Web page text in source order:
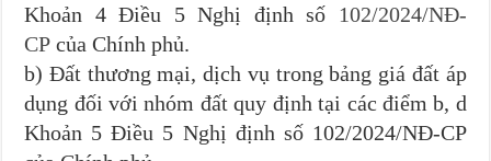
Khoản 4 Điều 5 Nghị định số
102/2024/NĐ-
CP của Chính phủ.
b) Đất thương mại, dịch vụ trong bảng giá đất áp
dụng đối với nhóm đất quy định tại các điểm b, d
Khoản 5 Điều 5 Nghị định số 102/2024/NĐ-CP